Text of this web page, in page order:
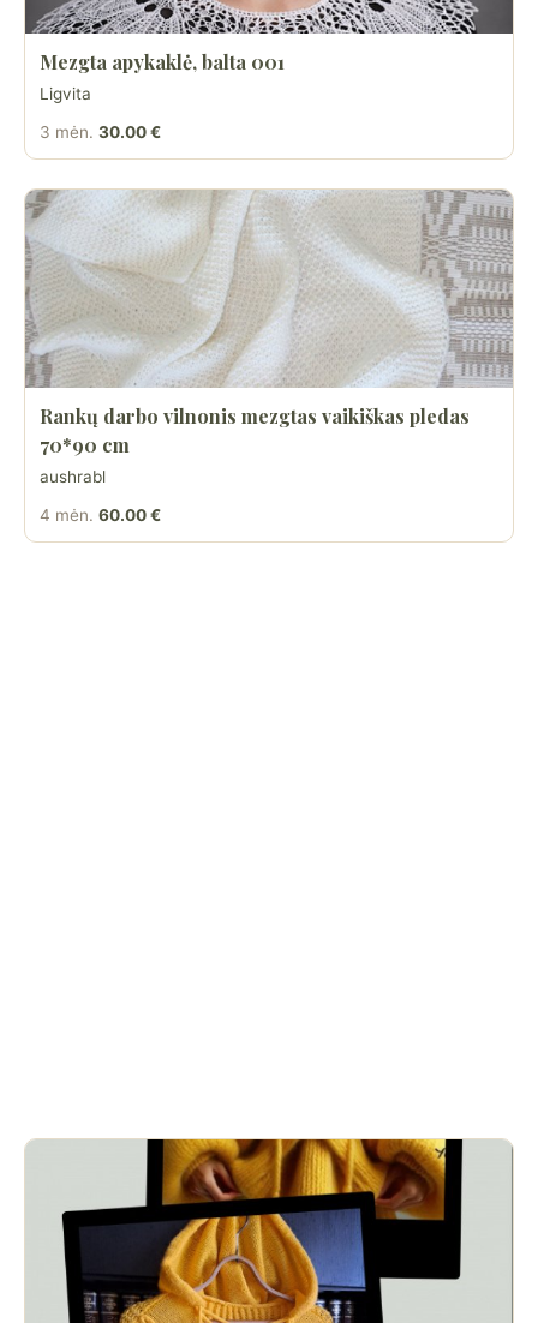
Mezgta apykaklė, balta 001
Ligvita
3 mėn. 30.00 €
Rankų darbo vilnonis mezgtas vaikiškas pledas
70*90 cm
aushrabl
4 mėn. 60.00 €